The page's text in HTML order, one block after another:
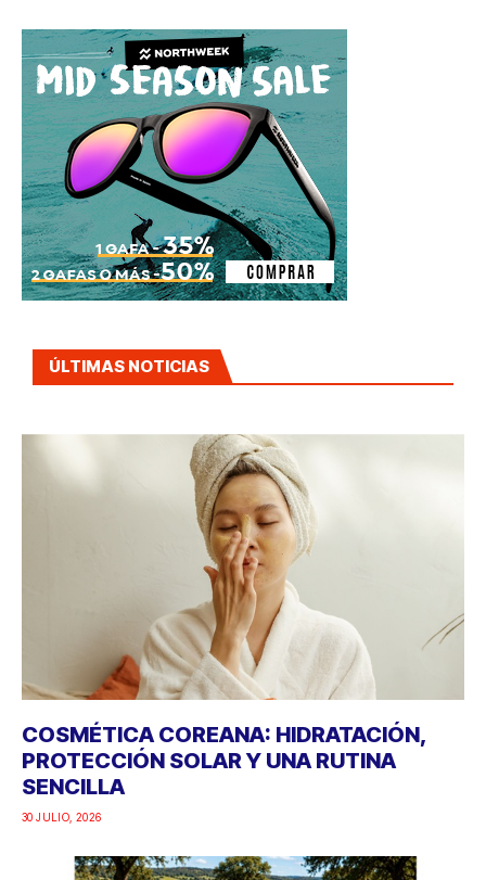
ÚLTIMAS NOTICIAS
COSMÉTICA COREANA: HIDRATACIÓN,
PROTECCIÓN SOLAR Y UNA RUTINA
SENCILLA
30 JULIO, 2026